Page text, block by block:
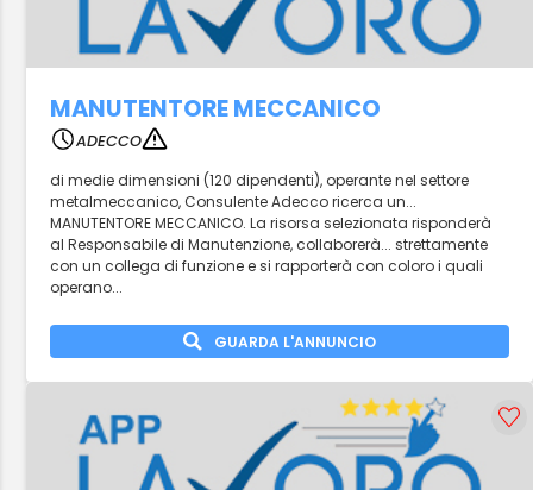
MANUTENTORE MECCANICO
ADECCO
di medie dimensioni (120 dipendenti), operante nel settore
metalmeccanico, Consulente Adecco ricerca un...
MANUTENTORE MECCANICO. La risorsa selezionata risponderà
al Responsabile di Manutenzione, collaborerà... strettamente
con un collega di funzione e si rapporterà con coloro i quali
operano...
GUARDA L'ANNUNCIO